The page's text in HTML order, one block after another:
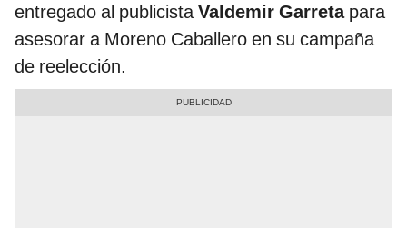
entregado al publicistaValdemir Garretapara
asesorar a Moreno Caballero en su campaña
de reelección.